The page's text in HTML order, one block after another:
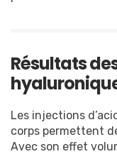
Résultats
Les injections
corps permettent
Avec son effet